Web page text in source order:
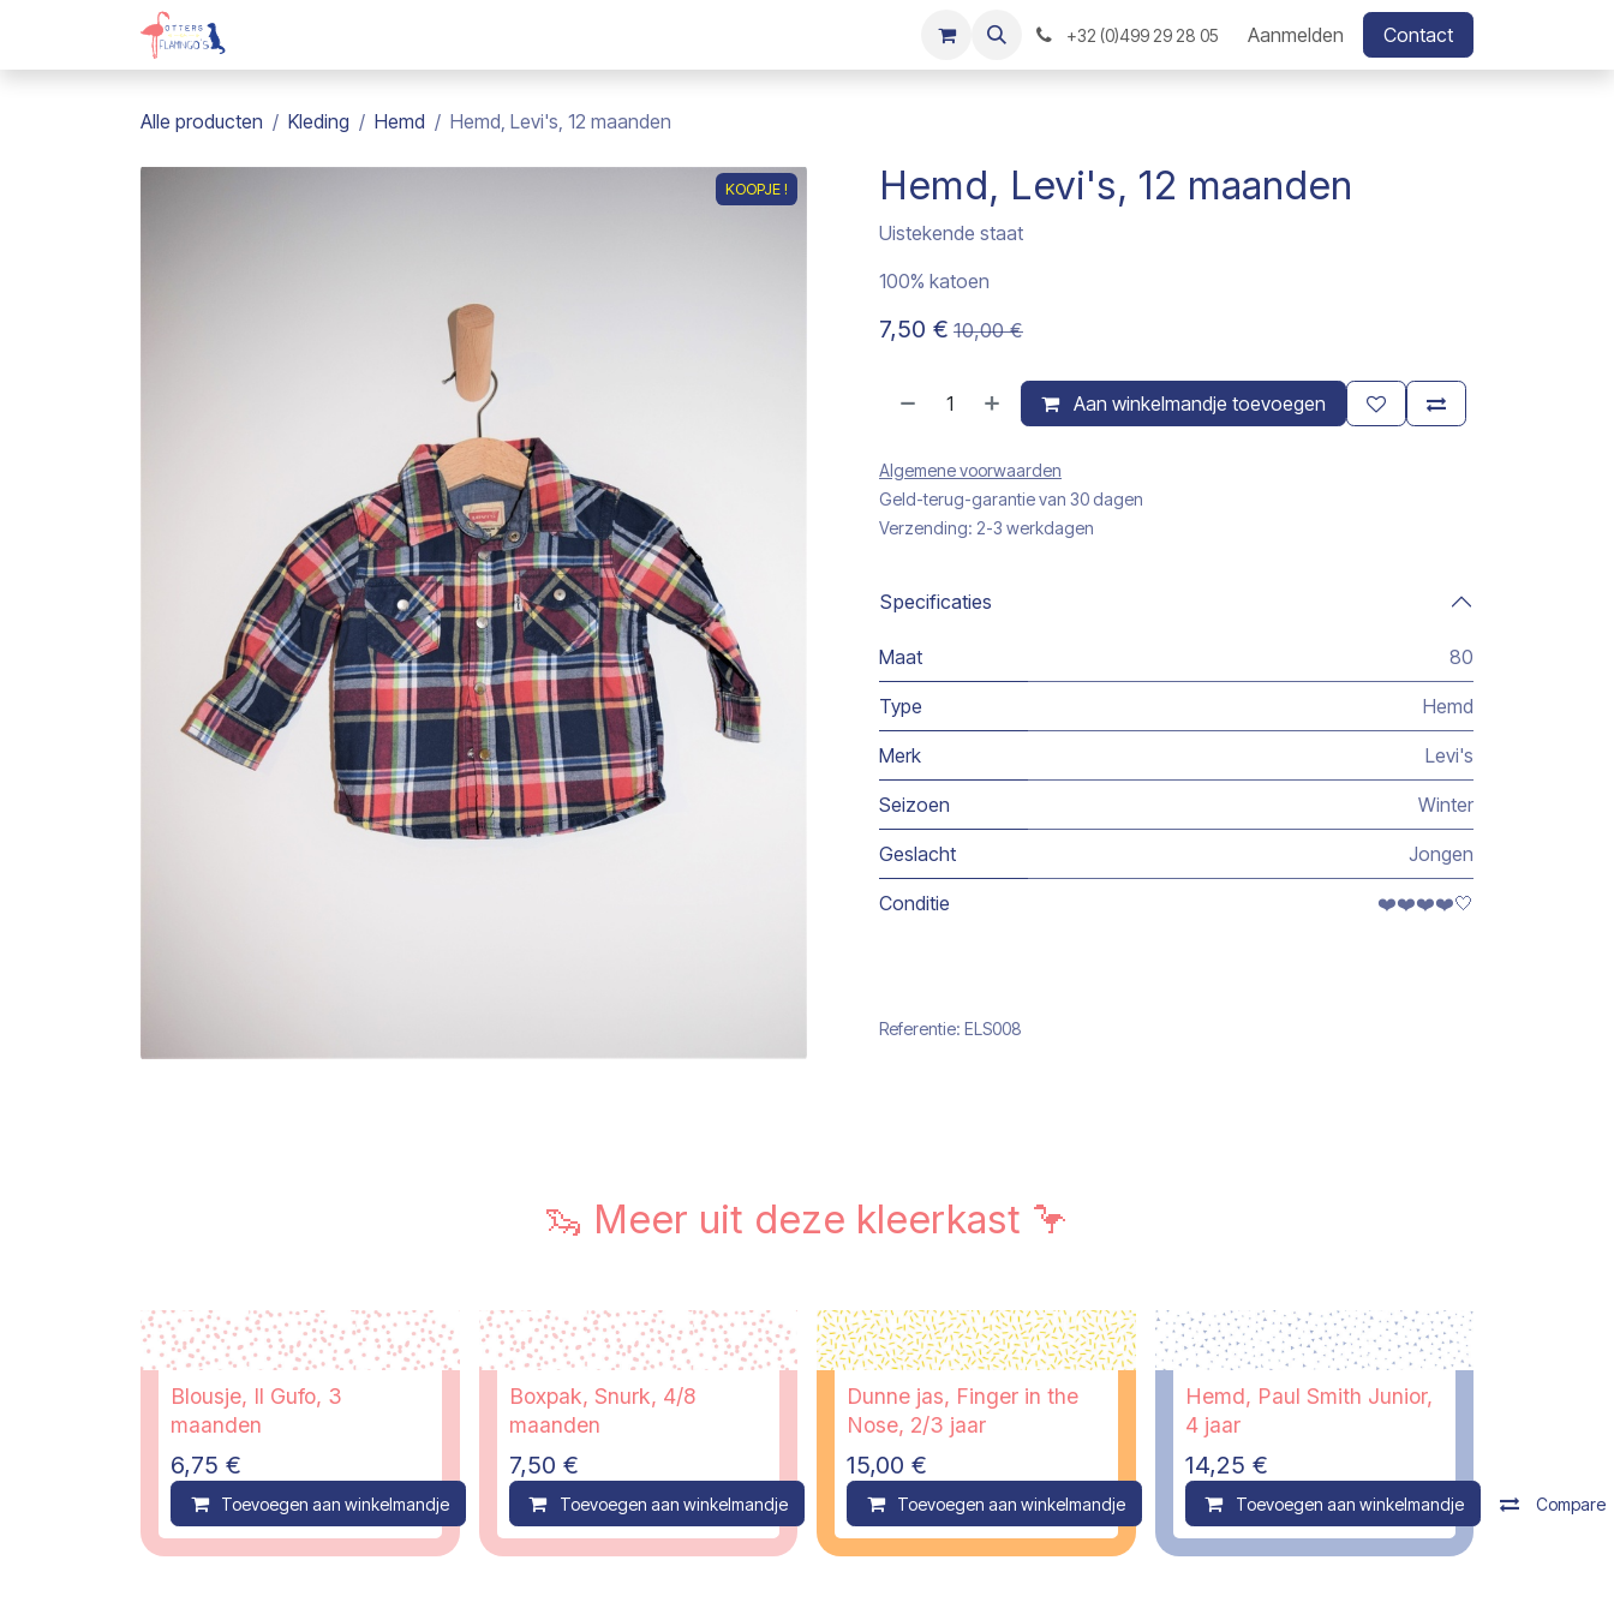
Overslaan naar inhoud
+32 (0)499 29 28 05 Aanmelden Contact
Alle producten Kleding Hemd Hemd, Levi's, 12 maanden
KOOPJE ! Hemd, Levi's, 12 maanden
Uistekende staat
100% katoen
7,50 € 10,00€
Aan winkelmandje toevoegen
Algemene voorwaarden
Geld-terug-garantie van 30 dagen
Verzending: 2-3 werkdagen
Specificaties
Maat 80
Type Hemd
Merk Levi's
Seizoen Winter
Geslacht Jongen
Conditie ❤️❤️❤️❤️🤍
Referentie: ELS008
🦦 Meer uit deze kleerkast 🦩
Blousje, Il Gufo, 3
maanden
6,75 €
Toevoegen aan winkelmandje Compare
Boxpak, Snurk, 4/8
maanden
7,50 €
Toevoegen aan winkelmandje Compare
Dunne jas, Finger in the
Nose, 2/3 jaar
15,00 €
Toevoegen aan winkelmandje Compare
Hemd, Paul Smith Junior,
4 jaar
14,25 €
Toevoegen aan winkelmandje Compare